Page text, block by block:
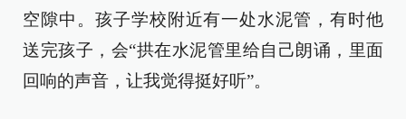
空隙中。孩子学校附近有一处水泥管，有时他
送完孩子，会“拱在水泥管里给自己朗诵，里面
回响的声音，让我觉得挺好听”。